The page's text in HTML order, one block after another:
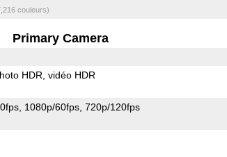
couleurs)
Primary Camera
HDR vidéo HDR
1080p/60fps 720p/120fps